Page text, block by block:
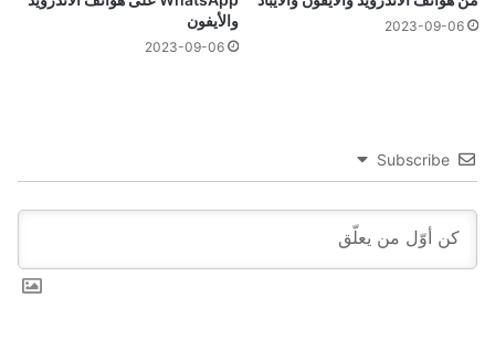
2023-09-06
والأيفون
2023-09-06
Subscribe